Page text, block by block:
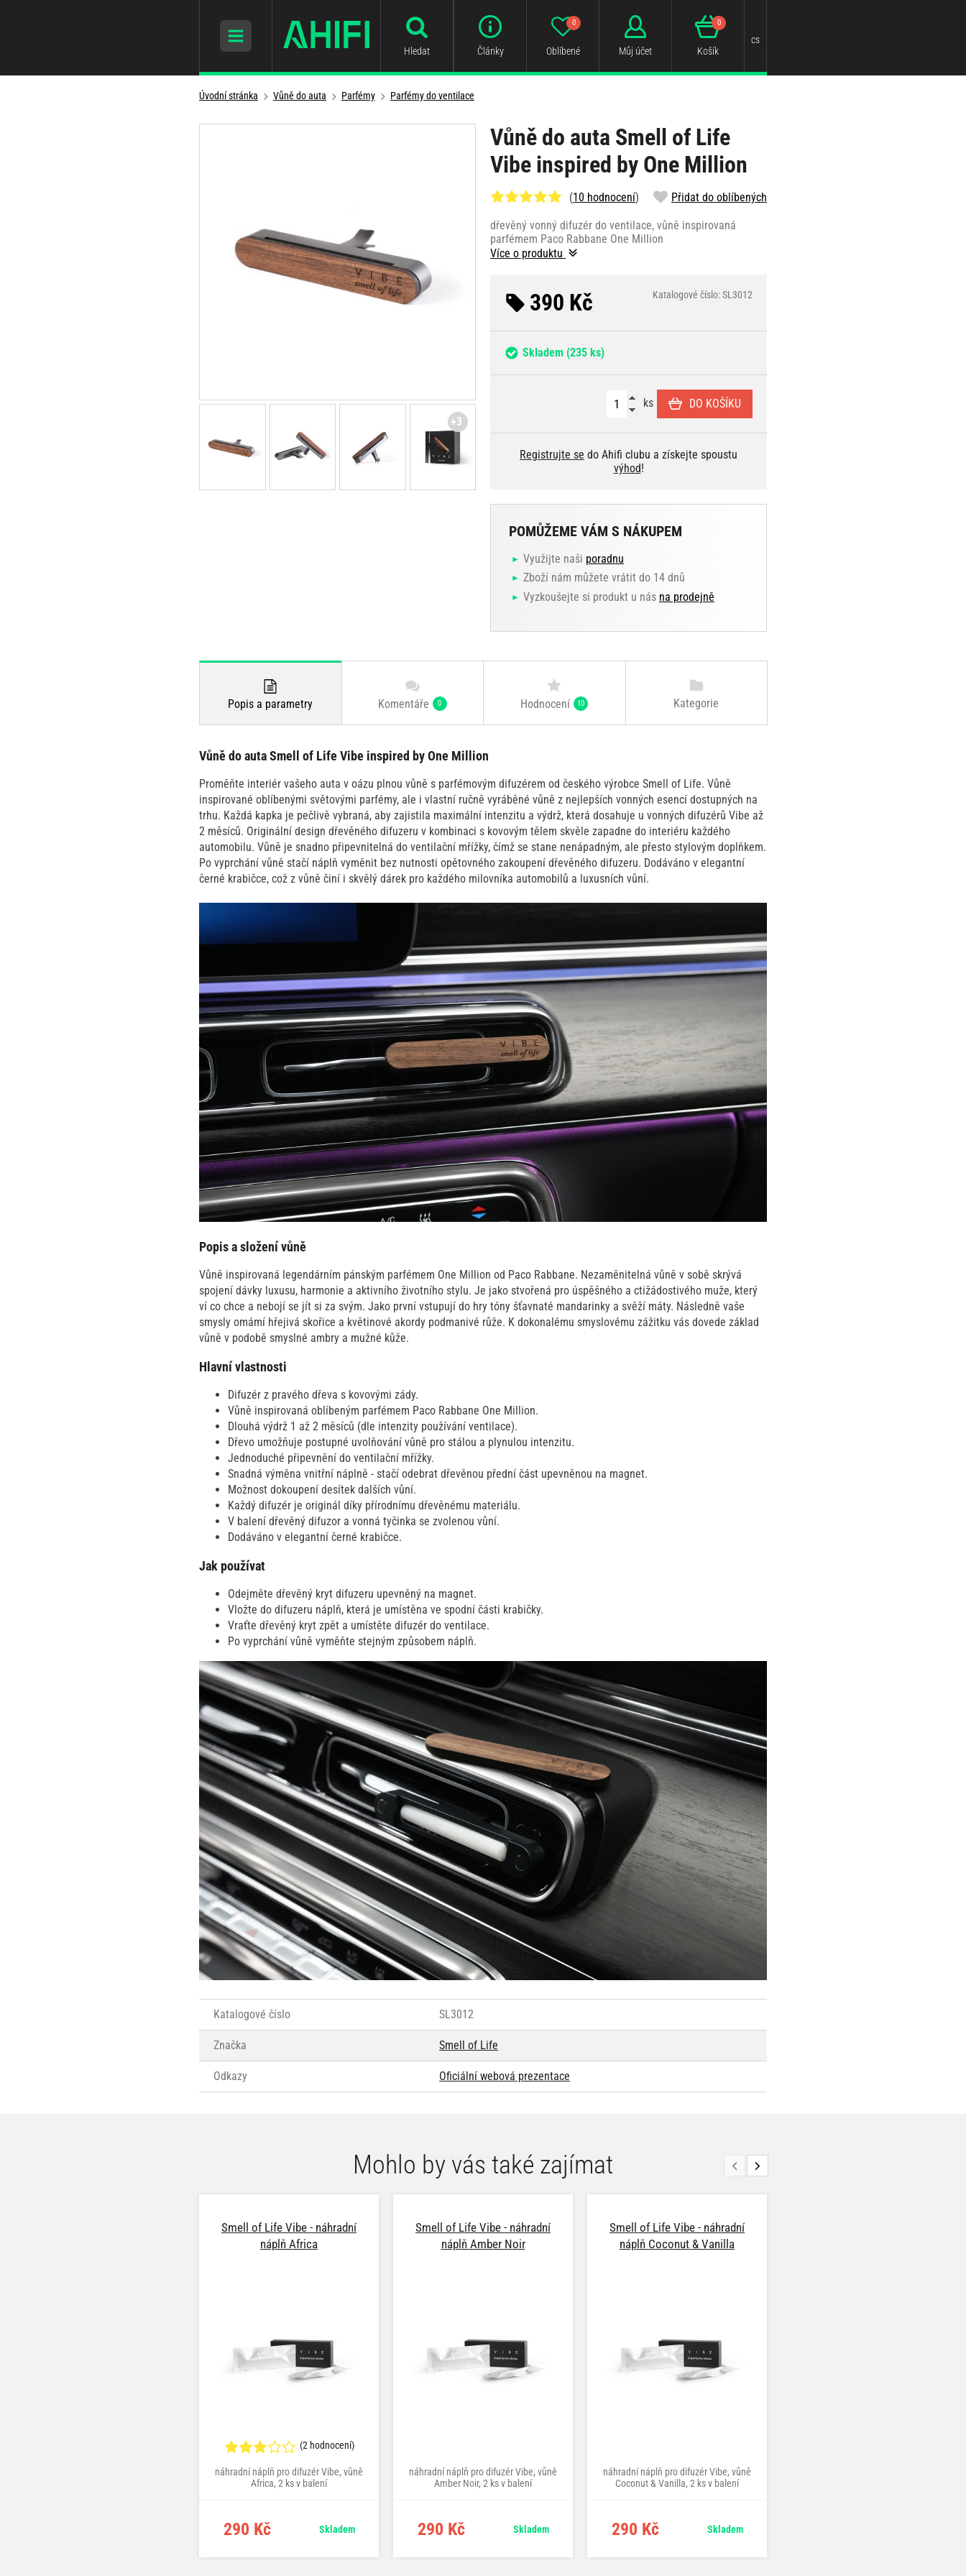
Hledat Články Oblíbené
0
Můj účet Košík
0
cs
Úvodní stránka Vůně do auta Parfémy Parfémy do ventilace
Vůně do auta Smell of Life
Vibe inspired by One Million
(10 hodnocení) Přidat do oblíbených
dřevěný vonný difuzér do ventilace, vůně inspirovaná
parfémem Paco Rabbane One Million
Více o produktu
390 Kč Katalogové číslo: SL3012
Skladem (235 ks)
ks DO KOŠÍKU
Registrujte se do Ahifi clubu a získejte spoustu
výhod!
POMŮŽEME VÁM S NÁKUPEM
Využijte naši poradnu
Zboží nám můžete vrátit do 14 dnů
Vyzkoušejte si produkt u nás na prodejně
+3
Popis a parametry Komentáře 0 Hodnocení 10 Kategorie
Vůně do auta Smell of Life Vibe inspired by One Million
Proměňte interiér vašeho auta v oázu plnou vůně s parfémovým difuzérem od českého výrobce Smell of Life. Vůně
inspirované oblíbenými světovými parfémy, ale i vlastní ručně vyráběné vůně z nejlepších vonných esencí dostupných na
trhu. Každá kapka je pečlivě vybraná, aby zajistila maximální intenzitu a výdrž, která dosahuje u vonných difuzérů Vibe až
2 měsíců. Originální design dřevěného difuzeru v kombinaci s kovovým tělem skvěle zapadne do interiéru každého
automobilu. Vůně je snadno připevnitelná do ventilační mřížky, čímž se stane nenápadným, ale přesto stylovým doplňkem.
Po vyprchání vůně stačí náplň vyměnit bez nutnosti opětovného zakoupení dřevěného difuzeru. Dodáváno v elegantní
černé krabičce, což z vůně činí i skvělý dárek pro každého milovníka automobilů a luxusních vůní.
Popis a složení vůně
Vůně inspirovaná legendárním pánským parfémem One Million od Paco Rabbane. Nezaměnitelná vůně v sobě skrývá
spojení dávky luxusu, harmonie a aktivního životního stylu. Je jako stvořená pro úspěšného a ctižádostivého muže, který
ví co chce a nebojí se jít si za svým. Jako první vstupují do hry tóny šťavnaté mandarinky a svěží máty. Následně vaše
smysly omámí hřejivá skořice a květinové akordy podmanivé růže. K dokonalému smyslovému zážitku vás dovede základ
vůně v podobě smyslné ambry a mužné kůže.
Hlavní vlastnosti
Difuzér z pravého dřeva s kovovými zády.
Vůně inspirovaná oblíbeným parfémem Paco Rabbane One Million.
Dlouhá výdrž 1 až 2 měsíců (dle intenzity používání ventilace).
Dřevo umožňuje postupné uvolňování vůně pro stálou a plynulou intenzitu.
Jednoduché připevnění do ventilační mřížky.
Snadná výměna vnitřní náplně - stačí odebrat dřevěnou přední část upevněnou na magnet.
Možnost dokoupení desítek dalších vůní.
Každý difuzér je originál díky přírodnímu dřevěnému materiálu.
V balení dřevěný difuzor a vonná tyčinka se zvolenou vůní.
Dodáváno v elegantní černé krabičce.
Jak používat
Odejměte dřevěný kryt difuzeru upevněný na magnet.
Vložte do difuzeru náplň, která je umístěna ve spodní části krabičky.
Vraťte dřevěný kryt zpět a umístěte difuzér do ventilace.
Po vyprchání vůně vyměňte stejným způsobem náplň.
Katalogové číslo SL3012
Značka Smell of Life
Odkazy Oficiální webová prezentace
Mohlo by vás také zajímat
Smell of Life Vibe - náhradní
náplň Africa
(2 hodnocení)
náhradní náplň pro difuzér Vibe, vůně
Africa, 2 ks v balení
290 Kč Skladem
Smell of Life Vibe - náhradní
náplň Amber Noir
náhradní náplň pro difuzér Vibe, vůně
Amber Noir, 2 ks v balení
290 Kč Skladem
Smell of Life Vibe - náhradní
náplň Coconut & Vanilla
náhradní náplň pro difuzér Vibe, vůně
Coconut & Vanilla, 2 ks v balení
290 Kč Skladem